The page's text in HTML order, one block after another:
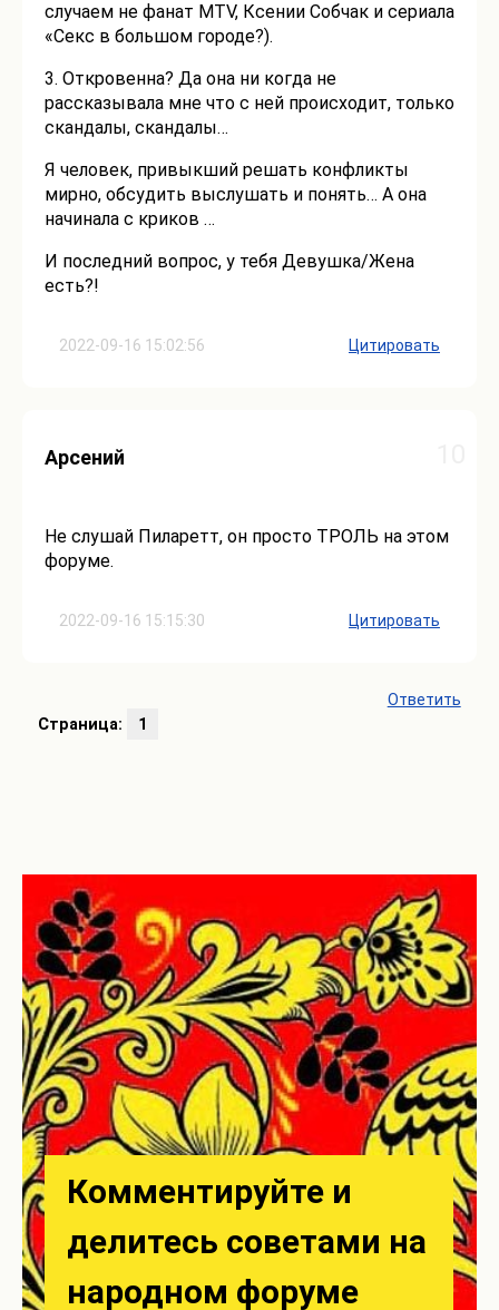
2022-09-16 15:02:56
случаем не фанат MTV, Ксении Собчак и сериала
«Секс в большом городе?).
3. Откровенна? Да она ни когда не
рассказывала мне что с ней происходит, только
скандалы, скандалы…
Я человек, привыкший решать конфликты
мирно, обсудить выслушать и понять… А она
начинала с криков …
И последний вопрос, у тебя Девушка/Жена
есть?!
Цитировать
2022-09-16 15:15:30
Арсений
Не слушай Пиларетт, он просто ТРОЛЬ на этом
форуме.
Цитировать
Ответить
Страница:
1